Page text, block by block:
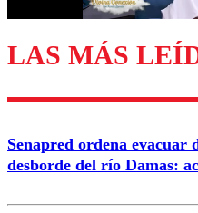
LAS MÁS
Senapred ordena evacuar
desborde del río Damas: